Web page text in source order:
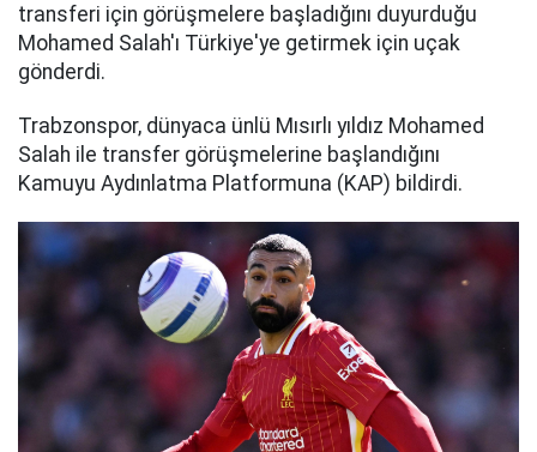
transferi için görüşmelere başladığını duyurduğu
Mohamed Salah'ı Türkiye'ye getirmek için uçak
gönderdi.
Trabzonspor, dünyaca ünlü Mısırlı yıldız Mohamed
Salah ile transfer görüşmelerine başlandığını
Kamuyu Aydınlatma Platformuna (KAP) bildirdi.